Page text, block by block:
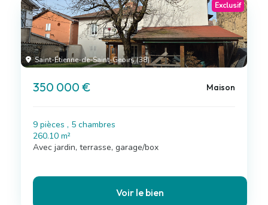
Saint-Étienne-de-Saint-Geoirs (38)
Exclusif
350 000 € Maison
9 pièces , 5 chambres
260.10 m²
Avec jardin, terrasse, garage/box
Voir le bien